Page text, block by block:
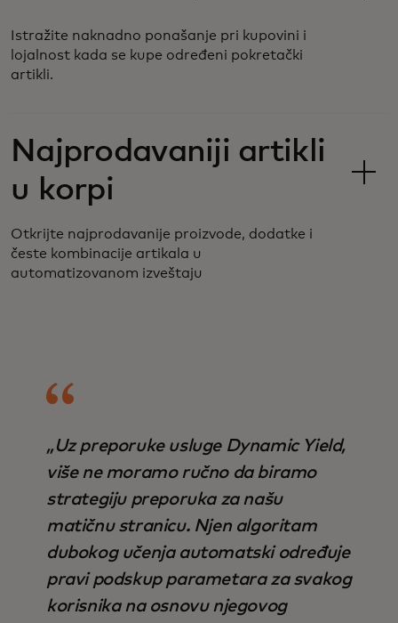
Istražite naknadno ponašanje pri kupovini i
lojalnost kada se kupe određeni pokretački
artikli.
Najprodavaniji artikli
u korpi
Otkrijte najprodavanije proizvode, dodatke i
česte kombinacije artikala u
automatizovanom izveštaju
„Uz preporuke usluge Dynamic Yield,
više ne moramo ručno da biramo
strategiju preporuka za našu
matičnu stranicu. Njen algoritam
dubokog učenja automatski određuje
pravi podskup parametara za svakog
korisnika na osnovu njegovog